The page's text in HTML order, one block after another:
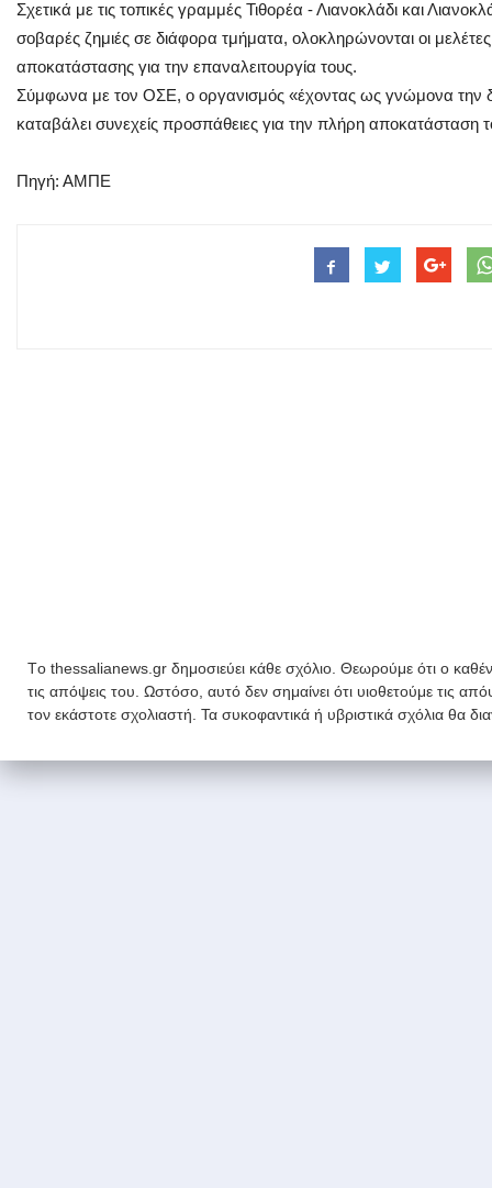
Σχετικά με τις τοπικές γραμμές Τιθορέα - Λιανοκλάδι και
σοβαρές ζημιές σε διάφορα τμήματα, ολοκληρώνονται οι
αποκατάστασης για την επαναλειτουργία τους.
Σύμφωνα με τον ΟΣΕ, ο οργανισμός «έχοντας ως γνώμονα την
καταβάλει συνεχείς προσπάθειες για την πλήρη αποκατάσταση
Πηγή: ΑΜΠΕ
Tο thessalianews.gr δημοσιεύει κάθε σχόλιο. Θεωρούμε ότι ο
τις απόψεις του. Ωστόσο, αυτό δεν σημαίνει ότι υιοθετούμε τις
τον εκάστοτε σχολιαστή. Τα συκοφαντικά ή υβριστικά σχόλια θα